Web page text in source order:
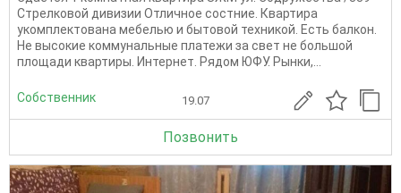
Стрелковой дивизии Отличное состние. Квартира
укомплектована мебелью и бытовой техникой. Есть балкон.
Не высокие коммунальные платежи за свет не большой
площади квартиры. Интернет. Рядом ЮФУ. Рынки,...
Собственник 19.07
Позвонить